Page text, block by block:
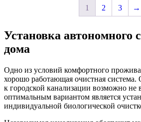
1 2 3 →
Установка автономного
дома
Одно из условий комфортного
хорошо работающая очистная система.
к городской канализации возможно не
оптимальным вариантом является
индивидуальной биологической